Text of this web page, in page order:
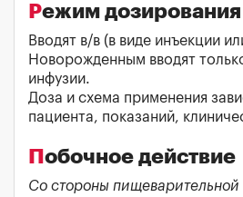
Режим дозирования
Вводят в/в (в виде инъекции
Новорожденным вводят
инфузии.
Доза и схема применения
пациента, показаний,
Побочное действие
Со стороны